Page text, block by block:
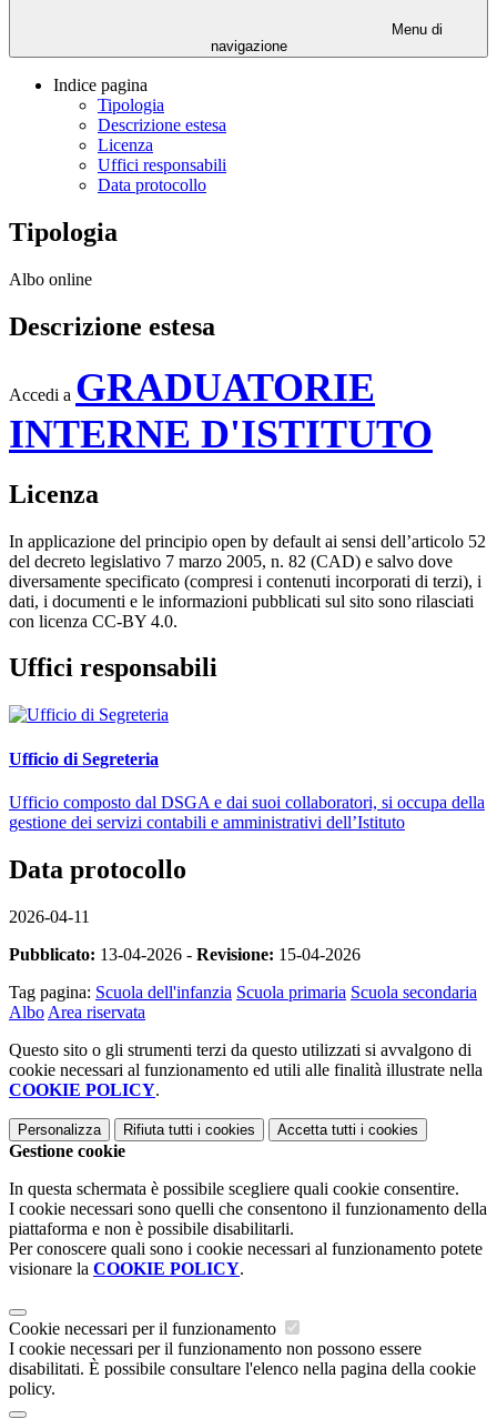
Menu di
navigazione
Indice pagina
Tipologia
Descrizione estesa
Licenza
Uffici responsabili
Data protocollo
Tipologia
Albo online
Descrizione estesa
Accedi a GRADUATORIE
INTERNE D'ISTITUTO
Licenza
In applicazione del principio open by default ai sensi dell’articolo 52
del decreto legislativo 7 marzo 2005, n. 82 (CAD) e salvo dove
diversamente specificato (compresi i contenuti incorporati di terzi), i
dati, i documenti e le informazioni pubblicati sul sito sono rilasciati
con licenza CC-BY 4.0.
Uffici responsabili
Ufficio di Segreteria
Ufficio composto dal DSGA e dai suoi collaboratori, si occupa della
gestione dei servizi contabili e amministrativi dell’Istituto
Data protocollo
2026-04-11
Pubblicato: 13-04-2026 - Revisione: 15-04-2026
Tag pagina: Scuola dell'infanzia Scuola primaria Scuola secondaria
Albo Area riservata
Questo sito o gli strumenti terzi da questo utilizzati si avvalgono di
cookie necessari al funzionamento ed utili alle finalità illustrate nella
COOKIE POLICY.
Personalizza Rifiuta tutti i cookies Accetta tutti i cookies
Gestione cookie
In questa schermata è possibile scegliere quali cookie consentire.
I cookie necessari sono quelli che consentono il funzionamento della
piattaforma e non è possibile disabilitarli.
Per conoscere quali sono i cookie necessari al funzionamento potete
visionare la COOKIE POLICY.
Cookie necessari per il funzionamento
I cookie necessari per il funzionamento non possono essere
disabilitati. È possibile consultare l'elenco nella pagina della cookie
policy.